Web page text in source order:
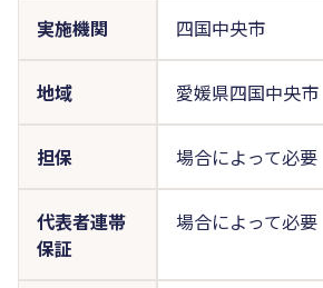
実施機関 四国中央市
地域 愛媛県四国中央市
担保 場合によって必要
代表者連帯
保証
場合によって必要